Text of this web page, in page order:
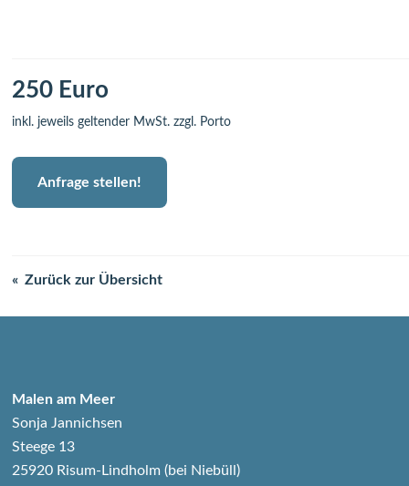
250 Euro
inkl. jeweils geltender MwSt. zzgl. Porto
Anfrage stellen!
Zurück zur Übersicht
Malen am Meer
Sonja Jannichsen
Steege 13
25920 Risum-Lindholm (bei Niebüll)